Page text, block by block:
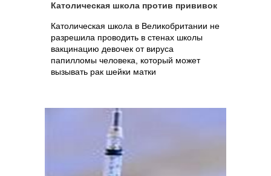
Католическая школа против прививок
Католическая школа в Великобритании не
разрешила проводить в стенах школы
вакцинацию девочек от вируса
папилломы человека, который может
вызывать рак шейки матки